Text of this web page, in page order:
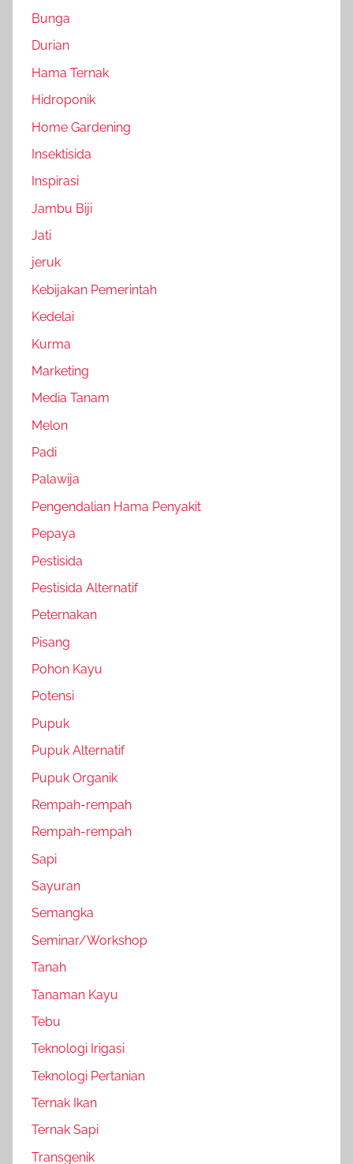
Bunga
Durian
Hama Ternak
Hidroponik
Home Gardening
Insektisida
Inspirasi
Jambu Biji
Jati
jeruk
Kebijakan Pemerintah
Kedelai
Kurma
Marketing
Media Tanam
Melon
Padi
Palawija
Pengendalian Hama Penyakit
Pepaya
Pestisida
Pestisida Alternatif
Peternakan
Pisang
Pohon Kayu
Potensi
Pupuk
Pupuk Alternatif
Pupuk Organik
Rempah-rempah
Rempah-rempah
Sapi
Sayuran
Semangka
Seminar/Workshop
Tanah
Tanaman Kayu
Tebu
Teknologi Irigasi
Teknologi Pertanian
Ternak Ikan
Ternak Sapi
Transgenik